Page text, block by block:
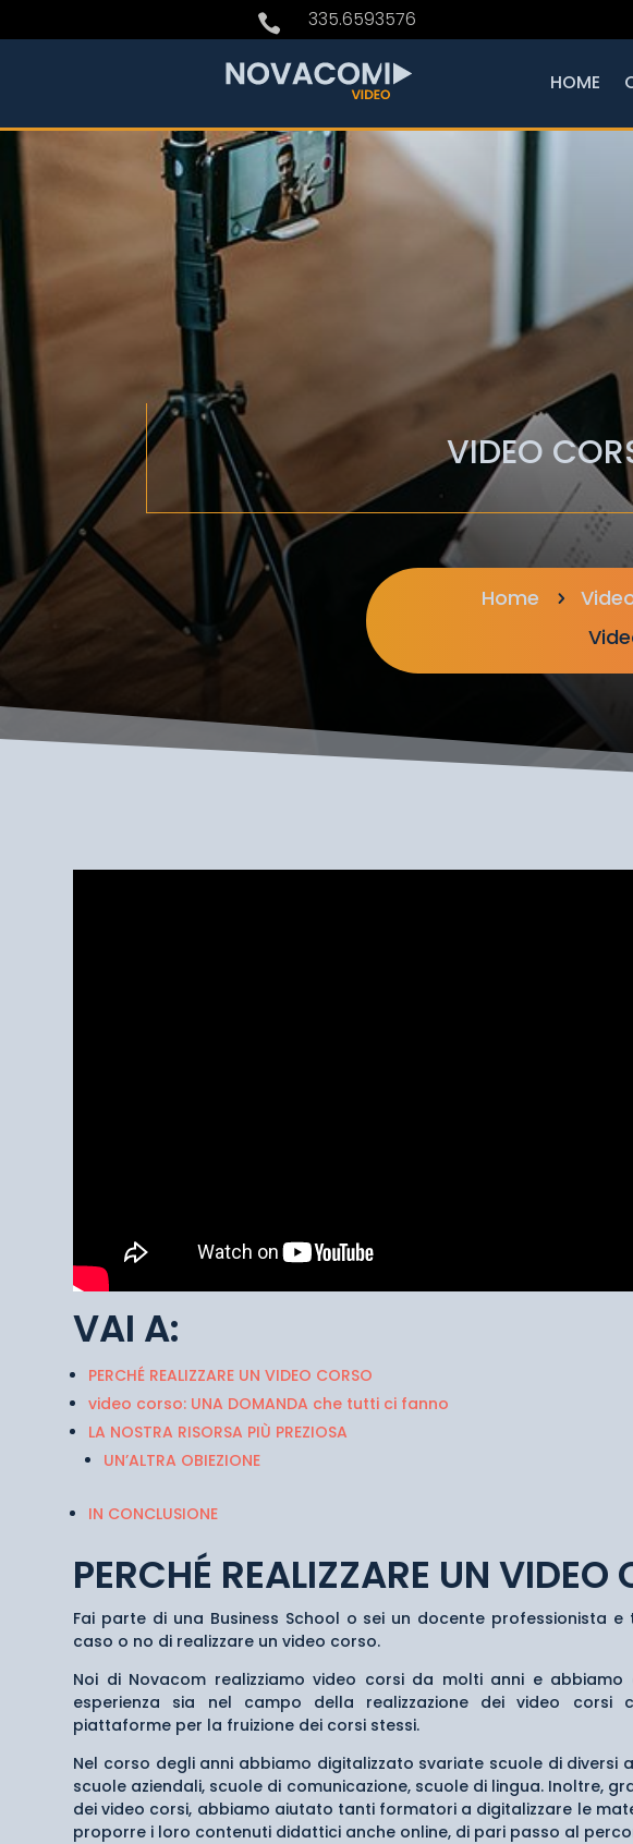
 335.6593576
HOME
VIDEO
Home 5
VAI A:
PERCHÉ REALIZZARE UN VIDEO CORSO
video corso: UNA DOMANDA che tutti ci fanno
LA NOSTRA RISORSA PIÙ PREZIOSA
UN’ALTRA OBIEZIONE
IN CONCLUSIONE
PERCHÉ REALIZZARE UN VIDEO
Fai parte di una Business School o sei un docente professionista
caso o no di realizzare un video corso.
Noi di Novacom realizziamo video corsi da molti anni e abbiamo
esperienza sia nel campo della realizzazione dei video corsi
piattaforme per la fruizione dei corsi stessi.
Nel corso degli anni abbiamo digitalizzato svariate scuole di diversi
scuole aziendali, scuole di comunicazione, scuole di lingua. Inoltre,
dei video corsi, abbiamo aiutato tanti formatori a digitalizzare le
proporre i loro contenuti didattici anche online, di pari passo al